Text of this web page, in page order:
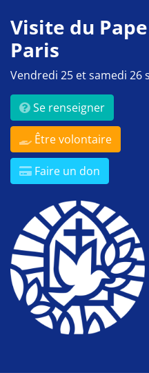
Visite du
Paris
Vendredi 25 et samedi 26
Se renseigner
Être volontaire
Faire un don